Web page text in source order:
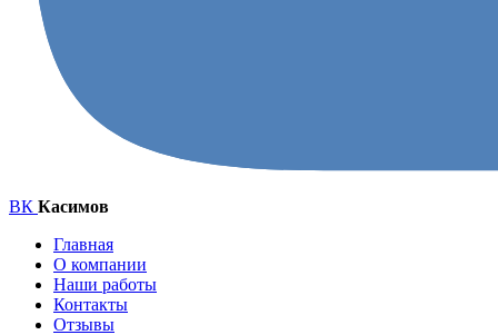
ВК Касимов
Главная
О компании
Наши работы
Контакты
Отзывы